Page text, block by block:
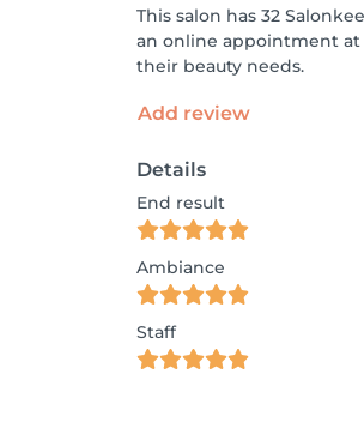
This salon has 32
an online appointment at
their beauty needs.
Add review
Details
End result
Ambiance
Staff